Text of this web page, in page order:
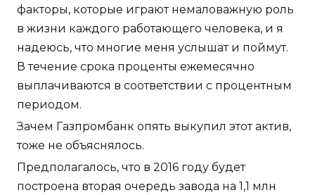
факторы, которые играют немаловажную роль
в жизни каждого работающего человека, и я
надеюсь, что многие меня услышат и поймут.
В течение срока проценты ежемесячно
выплачиваются в соответствии с процентным
периодом.
Зачем Газпромбанк опять выкупил этот актив,
тоже не объяснялось.
Предполагалось, что в 2016 году будет
построена вторая очередь завода на 1,1 млн